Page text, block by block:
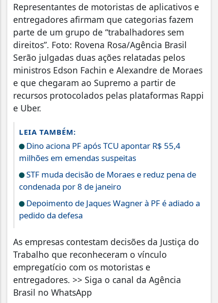
Representantes de motoristas de aplicativos e
entregadores afirmam que categorias fazem
parte de um grupo de “trabalhadores sem
direitos”. Foto: Rovena Rosa/Agência Brasil
Serão julgadas duas ações relatadas pelos
ministros Edson Fachin e Alexandre de Moraes
e que chegaram ao Supremo a partir de
recursos protocolados pelas plataformas Rappi
e Uber.
LEIA TAMBÉM:
Dino aciona PF após TCU apontar R$ 55,4
milhões em emendas suspeitas
STF muda decisão de Moraes e reduz pena de
condenada por 8 de janeiro
Depoimento de Jaques Wagner à PF é adiado a
pedido da defesa
As empresas contestam decisões da Justiça do
Trabalho que reconheceram o vínculo
empregatício com os motoristas e
entregadores. >> Siga o canal da Agência
Brasil no WhatsApp